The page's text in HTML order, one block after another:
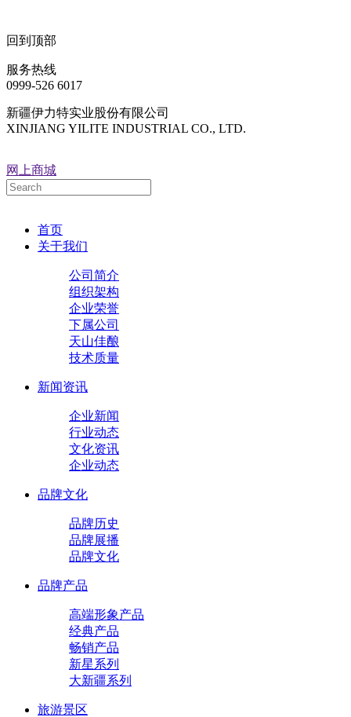
回到顶部
服务热线
0999-526 6017
新疆伊力特实业股份有限公司
XINJIANG YILITE INDUSTRIAL CO., LTD.
网上商城
首页
关于我们
公司简介
组织架构
企业荣誉
下属公司
天山佳酿
技术质量
新闻资讯
企业新闻
行业动态
文化资讯
企业动态
品牌文化
品牌历史
品牌展播
品牌文化
品牌产品
高端形象产品
经典产品
畅销产品
新星系列
大新疆系列
旅游景区